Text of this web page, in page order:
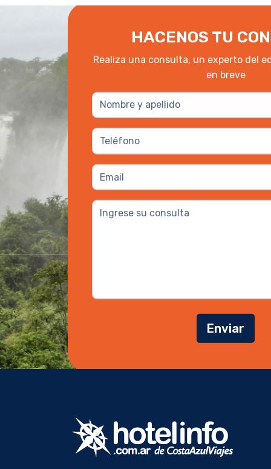
HACENOS TU
Realiza una consulta, un experto del
en breve
Enviar